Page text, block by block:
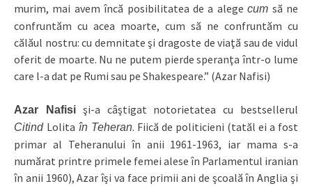
murim, mai avem încă posibilitatea de a alegecum să ne
confruntăm cu acea moarte, cum să ne confruntăm cu
călăul nostru: cu demnitate şi dragoste de viaţă sau de vidul
oferit de moarte. Nu ne putem pierde speranţa într‑o lume
care l‑a dat pe Rumi sau pe Shakespeare.” (Azar Nafisi)
Azar Nafisişi‑a câştigat notorietatea cu bestsellerul
Citind Lolita în Teheran. Fiică de politicieni (tatăl ei a fost
primar al Teheranului în anii 1961‑1963, iar mama s‑a
numărat printre primele femei alese în Parlamentul iranian
în anii 1960), Azar îşi va face primii ani de şcoală în Anglia şi